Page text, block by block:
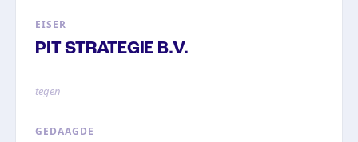
EISER
PIT STRATEGIE B.V.
tegen
GEDAAGDE